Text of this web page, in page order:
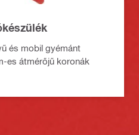
és mobil gyémánt
es átmérőjű koronák